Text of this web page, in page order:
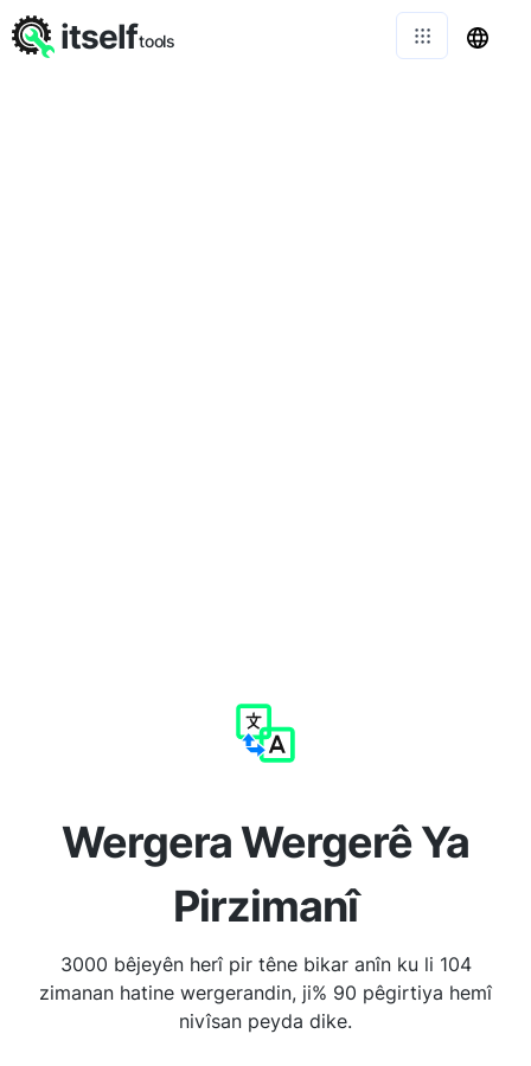
Wergera Wergerê Ya
Pirzimanî
3000 bêjeyên herî pir têne bikar anîn ku li 104
zimanan hatine wergerandin, ji% 90 pêgirtiya hemî
nivîsan peyda dike.
itselftools